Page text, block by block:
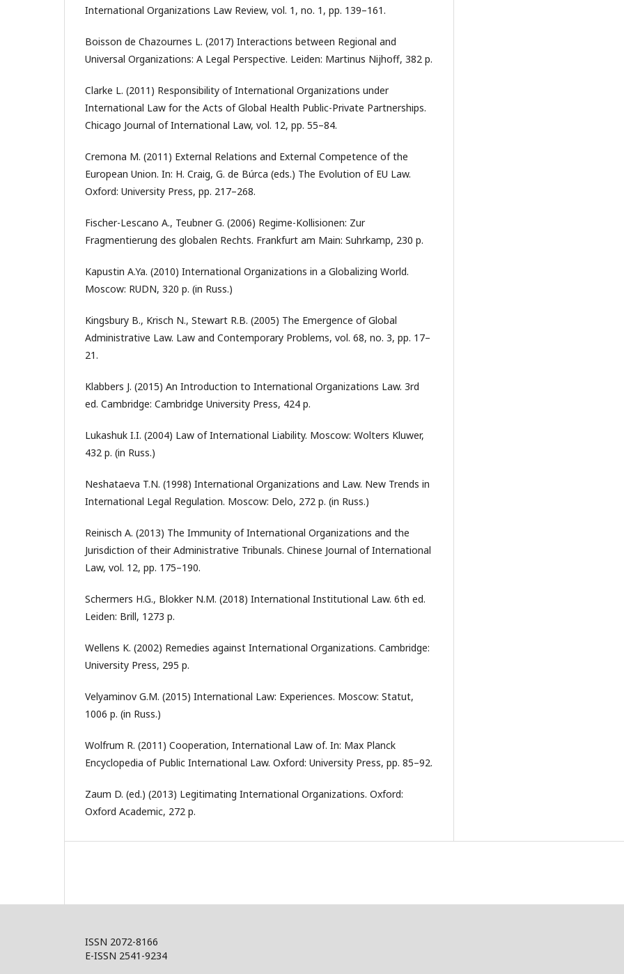
International Organizations Law Review, vol. 1, no. 1, pp. 139–161.
Boisson de Chazournes L. (2017) Interactions between Regional and
Universal Organizations: A Legal Perspective. Leiden: Martinus Nijhoff, 382 p.
Clarke L. (2011) Responsibility of International Organizations under
International Law for the Acts of Global Health Public-Private Partnerships.
Chicago Journal of International Law, vol. 12, pp. 55–84.
Cremona M. (2011) External Relations and External Competence of the
European Union. In: H. Craig, G. de Búrca (eds.) The Evolution of EU Law.
Oxford: University Press, pp. 217–268.
Fischer-Lescano A., Teubner G. (2006) Regime-Kollisionen: Zur
Fragmentierung des globalen Rechts. Frankfurt am Main: Suhrkamp, 230 p.
Kapustin A.Ya. (2010) International Organizations in a Globalizing World.
Moscow: RUDN, 320 p. (in Russ.)
Kingsbury B., Krisch N., Stewart R.B. (2005) The Emergence of Global
Administrative Law. Law and Contemporary Problems, vol. 68, no. 3, pp. 17–
21.
Klabbers J. (2015) An Introduction to International Organizations Law. 3rd
ed. Cambridge: Cambridge University Press, 424 p.
Lukashuk I.I. (2004) Law of International Liability. Moscow: Wolters Kluwer,
432 p. (in Russ.)
Neshataeva T.N. (1998) International Organizations and Law. New Trends in
International Legal Regulation. Moscow: Delo, 272 p. (in Russ.)
Reinisch A. (2013) The Immunity of International Organizations and the
Jurisdiction of their Administrative Tribunals. Chinese Journal of International
Law, vol. 12, pp. 175–190.
Schermers H.G., Blokker N.M. (2018) International Institutional Law. 6th ed.
Leiden: Brill, 1273 p.
Wellens K. (2002) Remedies against International Organizations. Cambridge:
University Press, 295 p.
Velyaminov G.M. (2015) International Law: Experiences. Moscow: Statut,
1006 p. (in Russ.)
Wolfrum R. (2011) Cooperation, International Law of. In: Max Planck
Encyclopedia of Public International Law. Oxford: University Press, pp. 85–92.
Zaum D. (ed.) (2013) Legitimating International Organizations. Oxford:
Oxford Academic, 272 p.
ISSN 2072-8166
E-ISSN 2541-9234